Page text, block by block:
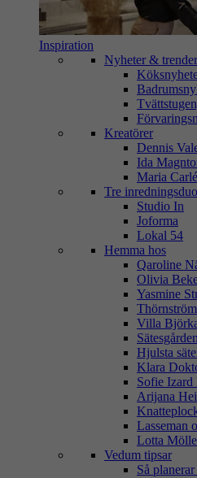
Inspiration
Nyheter & trender
Kreatörer
Dennis
Ida
Maria
Tre
Studio In
Joforma
Lokal 54
Hemma hos
Qaroline
Olivia
Yasmine
Villa
Sätesgården
Hjulsta
Klara
Sofie Izard
Arijana
Lasseman
Lotta
Vedum tipsar
Så